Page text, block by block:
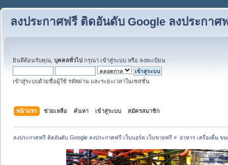
ลงประกาศฟรี ติดอันดับ Google ลงประกาศ
ยินดีต้อนรับคุณ, บุคคลทั่วไป กรุณา เข้าสู่ระบบ หรือ ลงทะเบียน
เข้าสู่ระบบด้วยชื่อผู้ใช้ รหัสผ่าน และระยะเวลาในเซสชั่น
หน้าแรก ช่วยเหลือ ค้นหา เข้าสู่ระบบ สมัครสมาชิก
ลงประกาศฟรี ติดอันดับ Google ลงประกาศฟรี เว็บบอร์ด เว็บขายฟรี » อาหาร เครื่องดื่ม ข